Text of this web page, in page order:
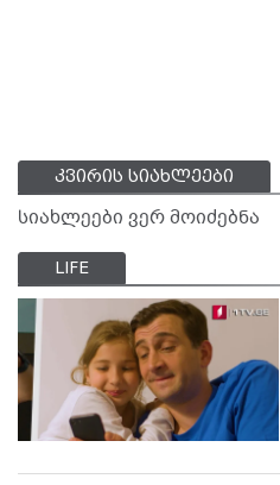
კვირის სიახლეები
სიახლეები ვერ მოიძებნა
LIFE